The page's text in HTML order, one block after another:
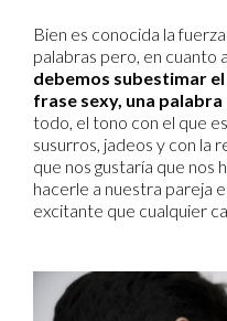
Bien es conocida la
palabras pero, en cuanto
debemos subestimar
frase sexy, una palabra
todo, el tono con el que
susurros, jadeos y con la
que nos gustaría que nos
hacerle a nuestra pareja
excitante que cualquier